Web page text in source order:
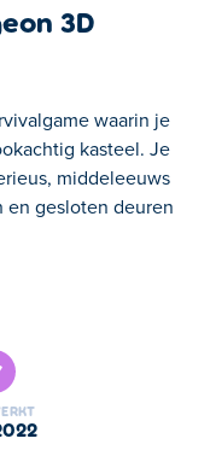
3D
waarin je
kasteel. Je
middeleeuws
en gesloten deuren
middeleeuws
gesloten deuren
ouderwetse